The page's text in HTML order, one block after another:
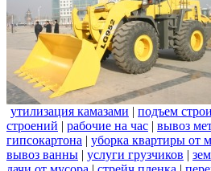
утилизация камазами | подъем
строений | рабочие на час | вывоз
гипсокартона | уборка квартиры от
вывоз ванны | услуги грузчиков |